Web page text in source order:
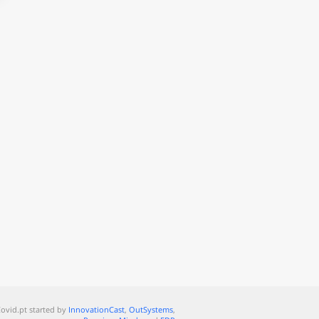
started by InnovationCast, OutSystems,